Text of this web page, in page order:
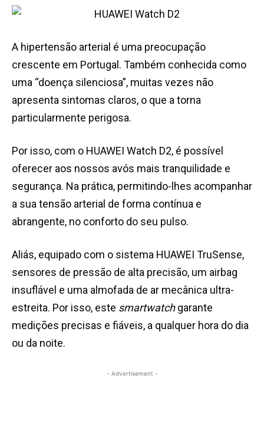
A hipertensão arterial é uma preocupação
crescente em Portugal. Também conhecida como
uma “doença silenciosa”, muitas vezes não
apresenta sintomas claros, o que a torna
particularmente perigosa.
Por isso, com o HUAWEI Watch D2, é possível
oferecer aos nossos avós mais tranquilidade e
segurança. Na prática, permitindo-lhes acompanhar
a sua tensão arterial de forma contínua e
abrangente, no conforto do seu pulso.
Aliás, equipado com o sistema HUAWEI TruSense,
sensores de pressão de alta precisão, um airbag
insuflável e uma almofada de ar mecânica ultra-
estreita. Por isso, este smartwatchgarante
medições precisas e fiáveis, a qualquer hora do dia
ou da noite.
- Advertisement -